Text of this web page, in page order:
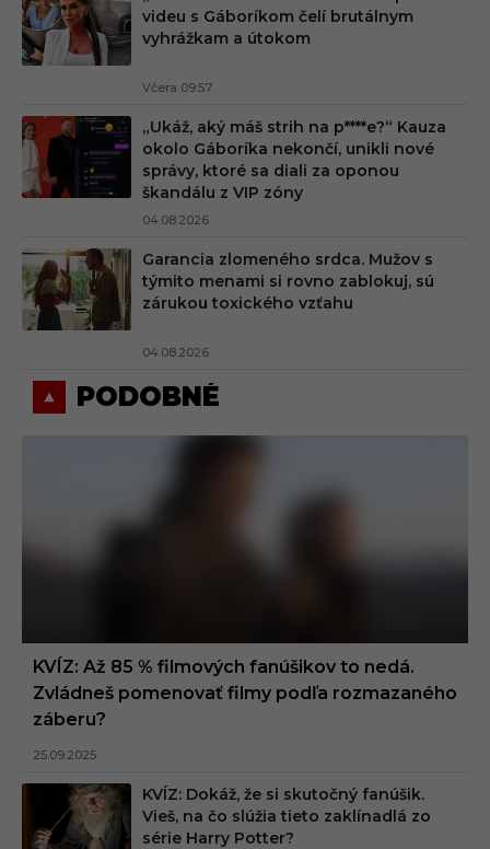
videu s Gáboríkom čelí brutálnym
vyhrážkam a útokom
Včera 09:57
„Ukáž, aký máš strih na p****e?“ Kauza
okolo Gáboríka nekončí, unikli nové
správy, ktoré sa diali za oponou
škandálu z VIP zóny
04.08.2026
Garancia zlomeného srdca. Mužov s
týmito menami si rovno zablokuj, sú
zárukou toxického vzťahu
04.08.2026
PODOBNÉ
KVÍZ: Až 85 % filmových fanúšikov to nedá.
Zvládneš pomenovať filmy podľa rozmazaného
záberu?
25.09.2025
KVÍZ: Dokáž, že si skutočný fanúšik.
Vieš, na čo slúžia tieto zaklínadlá zo
série Harry Potter?